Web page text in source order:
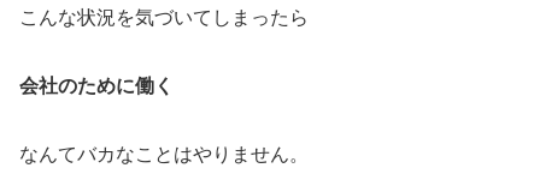
こんな状況を気づいてしまったら
会社のために働く
なんてバカなことはやりません。